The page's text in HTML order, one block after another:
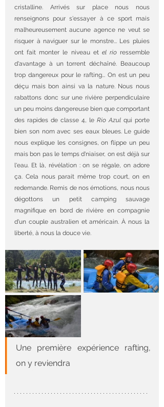
cristalline. Arrivés sur place nous nous
renseignons pour s'essayer à ce sport mais
malheureusement aucune agence ne veut se
risquer à naviguer sur le monstre... Les pluies
ont fait monter le niveau et el rio ressemble
d'avantage à un torrent déchaîné. Beaucoup
trop dangereux pour le rafting... On est un peu
déçu mais bon ainsi va la nature. Nous nous
rabattons donc sur une rivière perpendiculaire
un peu moins dangereuse bien que comportant
des rapides de classe 4, le Rio Azul qui porte
bien son nom avec ses eaux bleues. Le guide
nous explique les consignes, on flippe un peu
mais bon pas le temps d'niaiser, on est déjà sur
l'eau. Et là, révélation : on se régale, on adore
ça. Cela nous parait même trop court, on en
redemande. Remis de nos émotions, nous nous
dégottons un petit camping sauvage
magnifique en bord de rivière en compagnie
d'un couple australien et américain. À nous la
liberté, à nous la douce vie.
Une première expérience rafting,
on y reviendra